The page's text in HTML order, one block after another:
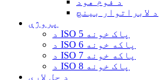
د لابراتوار بینچ
پروژې
د ISO 5 پاک خونه
د ISO 6 پاکه خونه
د ISO 7 پاکه خونه
د ISO 8 پاک خونه
د حل لارې